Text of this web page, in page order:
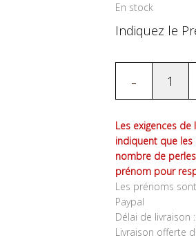
En stock
Indiquez le
-
Les exigences
indiquent que
nombre de
prénom pour
Les prénoms
Paypal
Délai de livraison
Livraison offerte